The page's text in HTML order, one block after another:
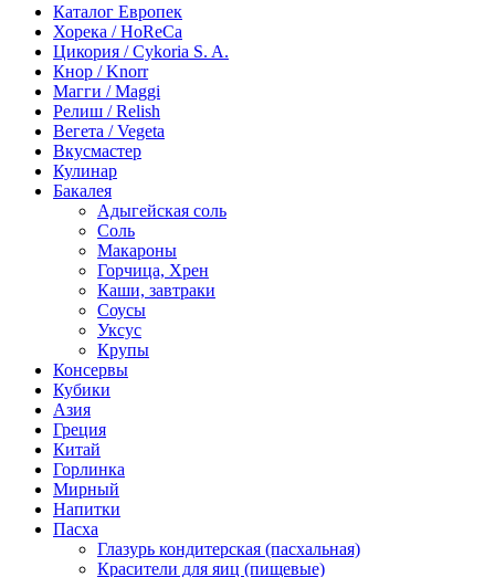
Каталог Европек
Хорека / HoReCa
Цикория / Cykoria S. A.
Кнор / Knorr
Магги / Maggi
Релиш / Relish
Вегета / Vegeta
Вкусмастер
Кулинар
Бакалея
Адыгейская соль
Соль
Макароны
Горчица, Хрен
Каши, завтраки
Соусы
Уксус
Крупы
Консервы
Кубики
Азия
Греция
Китай
Горлинка
Мирный
Напитки
Пасха
Глазурь кондитерская (пасхальная)
Красители для яиц (пищевые)